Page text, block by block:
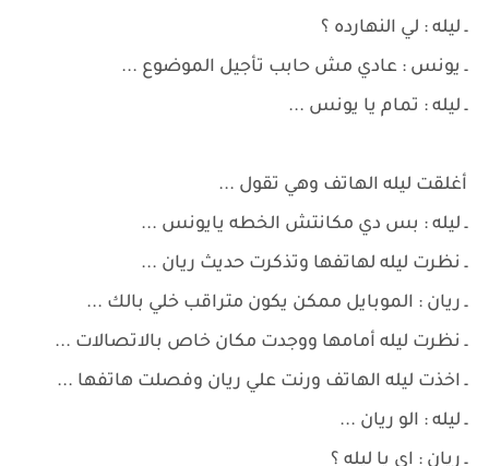
ـ ليله : لي النهارده ؟
ـ يونس : عادي مش حابب تأجيل الموضوع ...
ـ ليله : تمام يا يونس ...
أغلقت ليله الهاتف وهي تقول ...
ـ ليله : بس دي مكانتش الخطه يايونس ...
ـ نظرت ليله لهاتفها وتذكرت حديث ريان ...
ـ ريان : الموبايل ممكن يكون متراقب خلي بالك ...
ـ نظرت ليله أمامها ووجدت مكان خاص بالاتصالات ...
ـ اخذت ليله الهاتف ورنت علي ريان وفصلت هاتفها ...
ـ ليله : الو ريان ...
ـ ريان : اي يا ليله ؟